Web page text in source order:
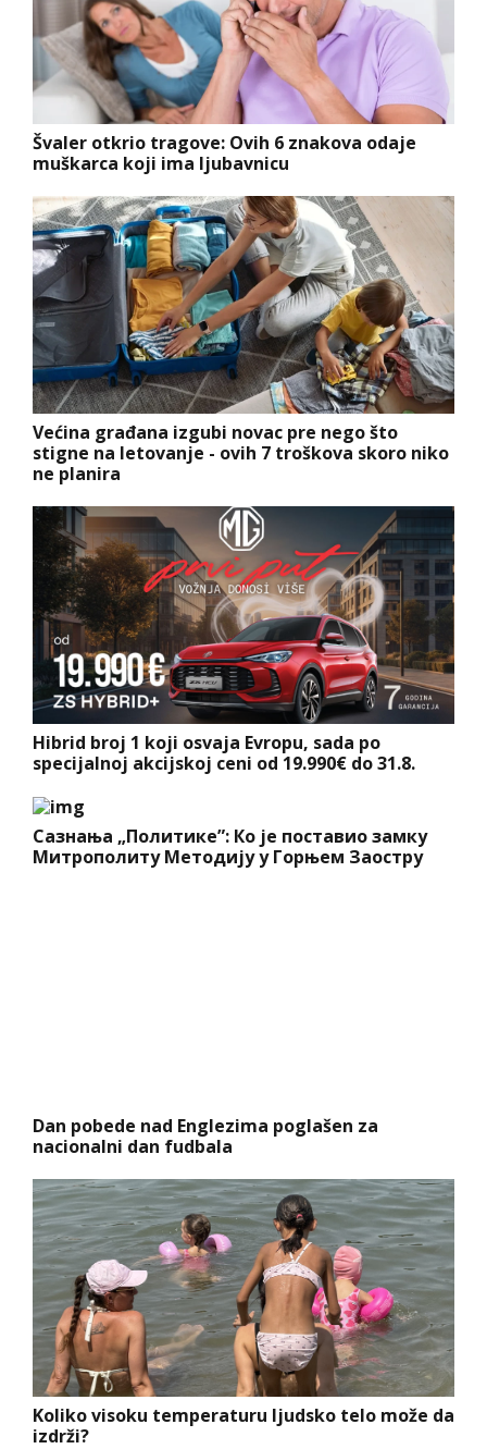
Švaler otkrio tragove: Ovih 6 znakova odaje
muškarca koji ima ljubavnicu
Većina građana izgubi novac pre nego što
stigne na letovanje - ovih 7 troškova skoro niko
ne planira
Hibrid broj 1 koji osvaja Evropu, sada po
specijalnoj akcijskoj ceni od 19.990€ do 31.8.
Сазнања „Политике”: Ко је поставио замку
Митрополиту Методију у Горњем Заостру
Dan pobede nad Englezima poglašen za
nacionalni dan fudbala
Koliko visoku temperaturu ljudsko telo može da
izdrži?